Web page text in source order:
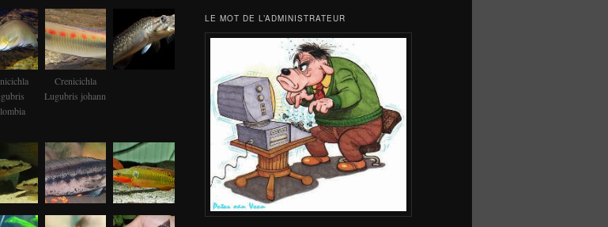
Crenicichla
Lugubris johann
LE MOT DE L’ADMINISTRATEUR